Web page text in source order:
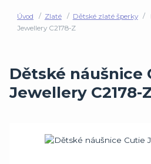
Úvod Zlaté Dětské zlaté šperky
Jewellery C2178-Z
Dětské náušnice
Jewellery C2178-